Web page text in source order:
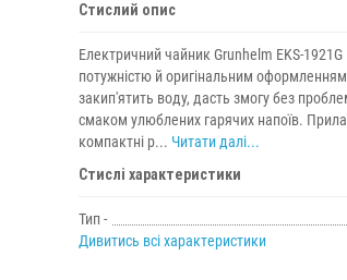
Стислий опис
Електричний чайник Grunhelm EKS-
потужністю й оригінальним
закип'ятить воду, дасть змогу без
смаком улюблених гарячих напоїв.
компактні р... Читати далі...
Стислі характеристики
Тип -
Дивитись всі характеристики